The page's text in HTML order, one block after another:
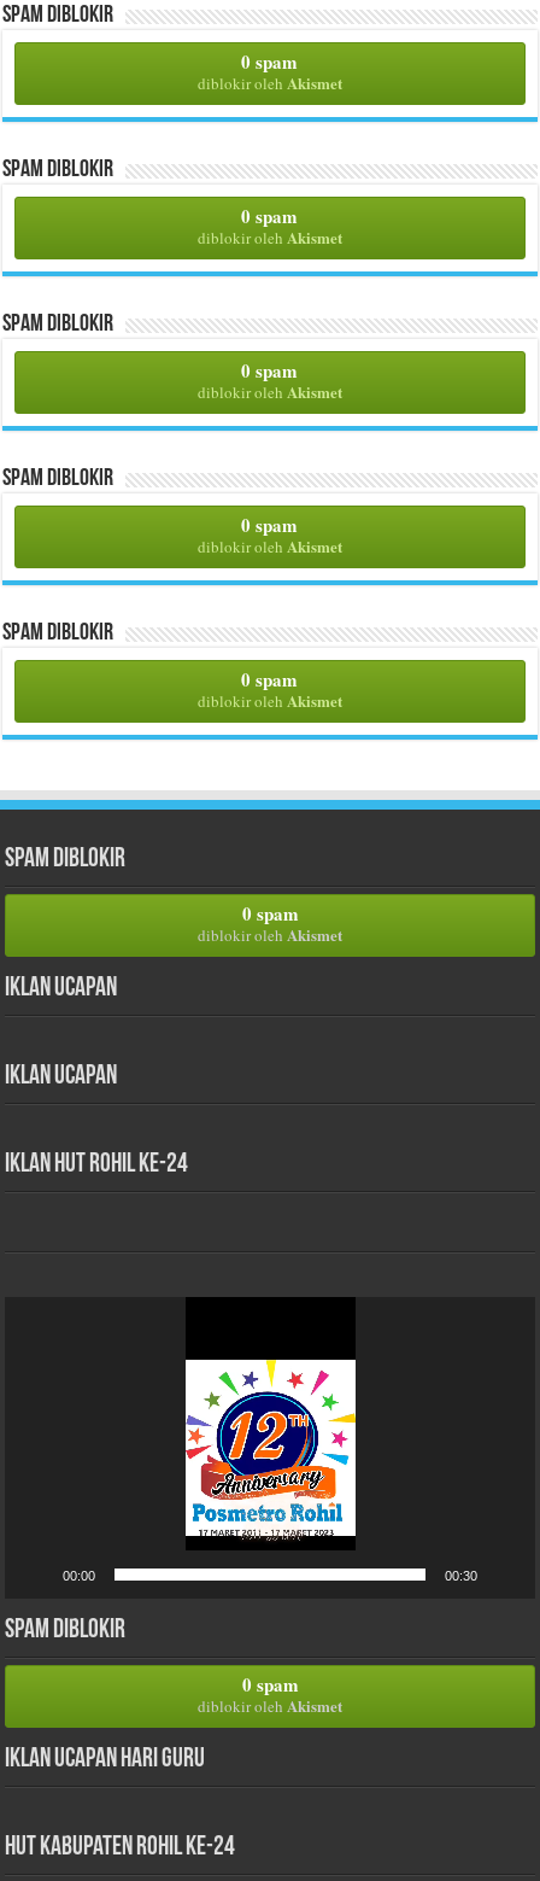
Spam Diblokir
0 spam
diblokir oleh Akismet
Spam Diblokir
0 spam
diblokir oleh Akismet
Spam Diblokir
0 spam
diblokir oleh Akismet
Spam Diblokir
0 spam
diblokir oleh Akismet
Spam Diblokir
0 spam
diblokir oleh Akismet
Spam Diblokir
0 spam
diblokir oleh Akismet
Iklan Ucapan
Iklan Ucapan
iklan HUT Rohil Ke-24
00:00 00:30
Spam Diblokir
0 spam
diblokir oleh Akismet
Iklan Ucapan Hari Guru
HUT Kabupaten Rohil Ke-24